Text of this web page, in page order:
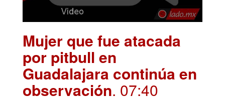
Mujer que fue atacada
por pitbull en
Guadalajara continúa en
observación. 07:40